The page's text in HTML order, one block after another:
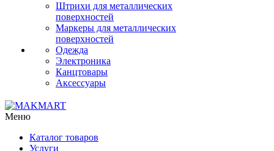
Штрихи для металлических
поверхностей
Маркеры для металлических
поверхностей
Одежда
Электроника
Канцтовары
Аксессуары
Меню
Каталог товаров
Услуги